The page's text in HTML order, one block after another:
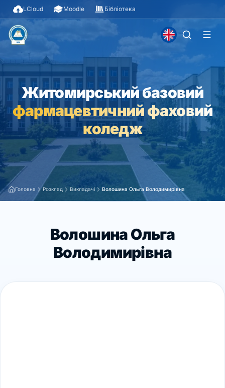
LCloud Moodle Бібліотека
Житомирський базовий
фармацевтичний фаховий
коледж
Головна Розклад Викладачі Волошина Ольга Володимирівна
Волошина Ольга
Володимирівна